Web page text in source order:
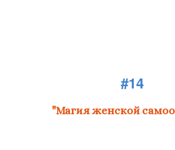
#14
"Магия женской